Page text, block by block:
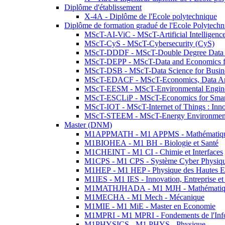
Diplôme d'établissement
X-4A - Diplôme de l'Ecole polytechnique
Diplôme de formation gradué de l'Ecole
MScT-AI-ViC - MScT-Artificial
MScT-CyS - MScT-Cybersecurity (CyS)
MScT-DDDF - MScT-Double Degree
MScT-DEPP - MScT-Data and
MScT-DSB - MScT-Data Science for
MScT-EDACF - MScT-Economics, Data
MScT-EESM - MScT-Environmental
MScT-ESCLiP - MScT-Economics for
MScT-IOT - MScT-Internet of Things :
MScT-STEEM - MScT-Energy
Master (DNM)
M1APPMATH - M1 APPMS -
M1BIOHEA - M1 BH - Biologie et Santé
M1CHEINT - M1 CI - Chimie et Interfaces
M1CPS - M1 CPS - Système Cyber
M1HEP - M1 HEP - Physique des Hautes
M1IES - M1 IES - Innovation, Entreprise et
M1MATHJHADA - M1 MJH -
M1MECHA - M1 Mech - Mécanique
M1MIE - M1 MiE - Master en Economie
M1MPRI - M1 MPRI - Fondements de